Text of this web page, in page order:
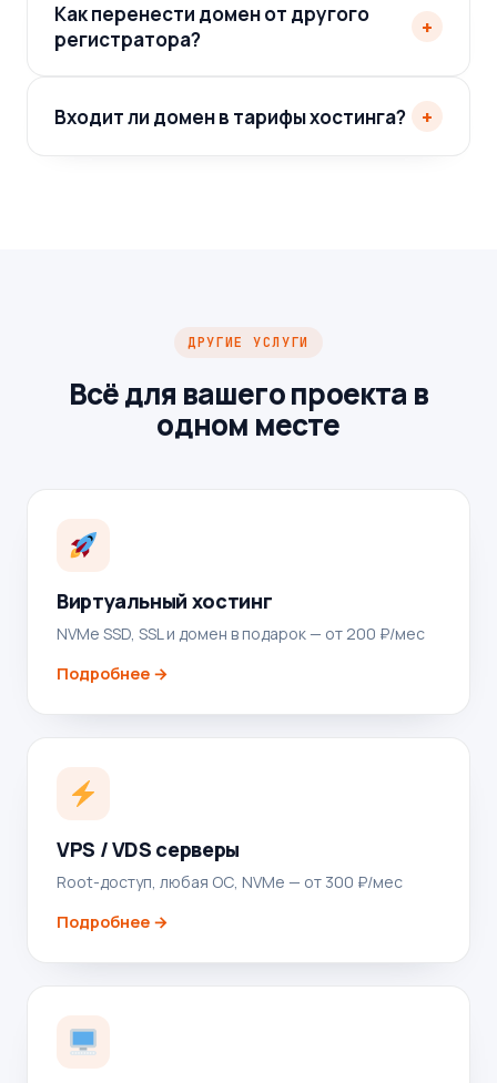
Как перенести домен от другого
регистратора?
+
Входит ли домен в тарифы хостинга? +
ДРУГИЕ УСЛУГИ
Всё для вашего проекта в
одном месте
Виртуальный хостинг
NVMe SSD, SSL и домен в подарок — от 200 ₽/мес
Подробнее →
VPS / VDS серверы
Root-доступ, любая ОС, NVMe — от 300 ₽/мес
Подробнее →